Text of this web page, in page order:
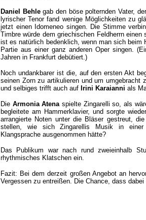
Daniel Behlegab den böse polternden Vater,
lyrischer Tenor fand wenige Möglichkeiten zu
jetzt einen Idomeneo singen. Die Stimme
Timbre würde dem griechischen Feldherrn einen
ist es natürlich bedenklich, wenn man sich beim
Partie aus einer ganz anderen Oper singen.
Jahren in Frankfurt debütiert.)
Noch undankbarer ist die, auf den ersten Akt
seinen Zorn zu artikulieren und um umgebracht
und selbiges trifft auch auf Irini Karaianni als
Die Armonia Atenaspielte Zingarelli so, als
begleitete am Hammerklavier, und sorgte
arrangierte Noten unter die Bläser gestreut,
stellen, wie sich Zingarellis Musik in einer
Klangsprache ausgenommen hätte?
Das Publikum war nach rund zweieinhalb
rhythmisches Klatschen ein.
Fazit: Bei dem derzeit großen Angebot an
Vergessen zu entreißen. Die Chance, dass